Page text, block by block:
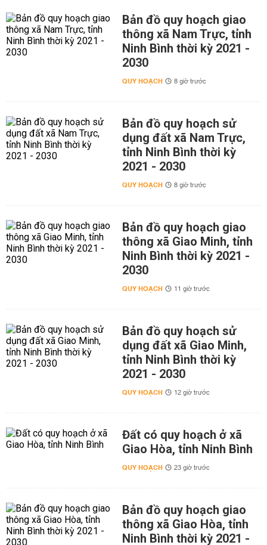
Bản đồ quy hoạch giao
thông xã Nam Trực, tỉnh
Ninh Bình thời kỳ 2021 -
2030
QUY HOẠCH 8 giờ trước
Bản đồ quy hoạch sử
dụng đất xã Nam Trực,
tỉnh Ninh Bình thời kỳ
2021 - 2030
QUY HOẠCH 8 giờ trước
Bản đồ quy hoạch giao
thông xã Giao Minh, tỉnh
Ninh Bình thời kỳ 2021 -
2030
QUY HOẠCH 11 giờ trước
Bản đồ quy hoạch sử
dụng đất xã Giao Minh,
tỉnh Ninh Bình thời kỳ
2021 - 2030
QUY HOẠCH 12 giờ trước
Đất có quy hoạch ở xã
Giao Hòa, tỉnh Ninh Bình
QUY HOẠCH 23 giờ trước
Bản đồ quy hoạch giao
thông xã Giao Hòa, tỉnh
Ninh Bình thời kỳ 2021 -